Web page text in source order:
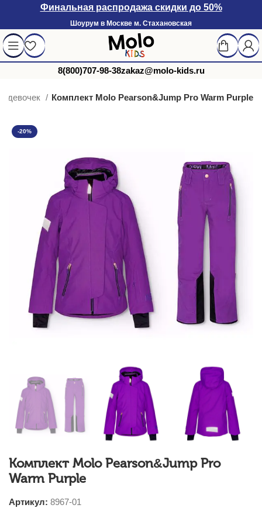
Финальная распродажа скидки до 50%
Шоурум в Москве м. Стахановская
8(800)707-98-38zakaz@molo-kids.ru
девочек Комплект Molo Pearson&Jump Pro Warm Purple
-20%
Комплект Molo Pearson&Jump Pro
Warm Purple
Артикул: 8967-01